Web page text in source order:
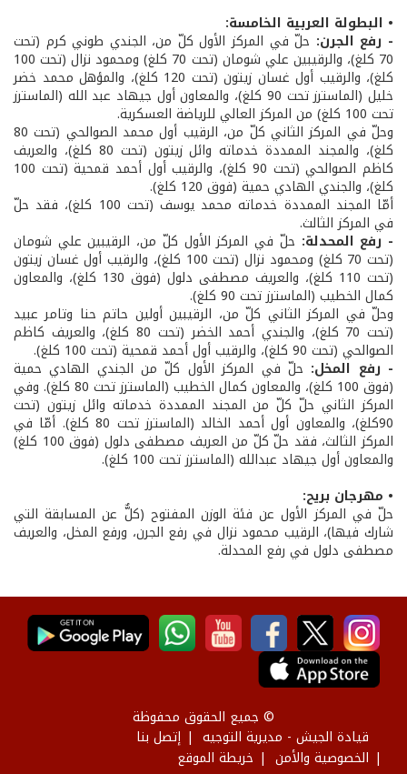
• البطولة العربية الخامسة:
- رفع الجرن: حلّ في المركز الأول كلّ من، الجندي طوني كرم (تحت
70 كلغ)، والرقيبين علي شومان (تحت 70 كلغ) ومحمود نزال (تحت 100
كلغ)، والرقيب أول غسان زيتون (تحت 120 كلغ)، والمؤهل محمد خضر
خليل (الماسترز تحت 90 كلغ)، والمعاون أول جيهاد عبد الله (الماسترز
تحت 100 كلغ) من المركز العالي للرياضة العسكرية.
وحلّ في المركز الثاني كلّ من، الرقيب أول محمد الصوالحي (تحت 80
كلغ)، والمجند الممددة خدماته وائل زيتون (تحت 80 كلغ)، والعريف
كاظم الصوالحي (تحت 90 كلغ)، والرقيب أول أحمد قمحية (تحت 100
كلغ)، والجندي الهادي حمية (فوق 120 كلغ).
أمّا المجند الممددة خدماته محمد يوسف (تحت 100 كلغ)، فقد حلّ
في المركز الثالث.
- رفع المحدلة: حلّ في المركز الأول كلّ من، الرقيبين علي شومان
(تحت 70 كلغ) ومحمود نزال (تحت 100 كلغ)، والرقيب أول غسان زيتون
(تحت 110 كلغ)، والعريف مصطفى دلول (فوق 130 كلغ)، والمعاون
كمال الخطيب (الماسترز تحت 90 كلغ).
وحلّ في المركز الثاني كلّ من، الرقيبين أولين حاتم حنا وتامر عبيد
(تحت 70 كلغ)، والجندي أحمد الخضر (تحت 80 كلغ)، والعريف كاظم
الصوالحي (تحت 90 كلغ)، والرقيب أول أحمد قمحية (تحت 100 كلغ).
- رفع المخل: حلّ في المركز الأول كلّ من الجندي الهادي حمية
(فوق 100 كلغ)، والمعاون كمال الخطيب (الماسترز تحت 80 كلغ). وفي
المركز الثاني حلّ كلّ من المجند الممددة خدماته وائل زيتون (تحت
90كلغ)، والمعاون أول أحمد الخالد (الماسترز تحت 80 كلغ). أمّا في
المركز الثالث، فقد حلّ كلّ من العريف مصطفى دلول (فوق 100 كلغ)
والمعاون أول جيهاد عبدالله (الماسترز تحت 100 كلغ).
• مهرجان بريح:
حلّ في المركز الأول عن فئة الوزن المفتوح (كلٌّ عن المسابقة التي
شارك فيها)، الرقيب محمود نزال في رفع الجرن، ورفع المخل، والعريف
مصطفى دلول في رفع المحدلة.
© جميع الحقوق محفوظة
قيادة الجيش - مديرية التوجيه
إتصل بنا
الخصوصية والأمن
خريطة الموقع